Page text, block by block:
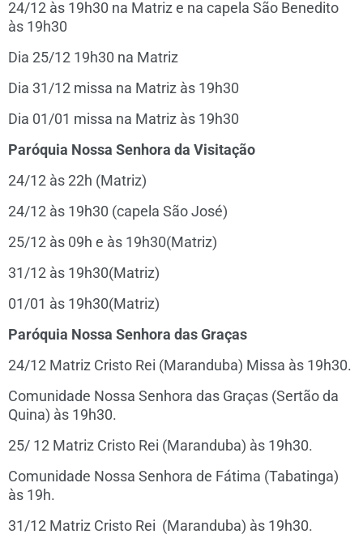
24/12 às 19h30 na Matriz e na capela São Benedito
às 19h30
Dia 25/12 19h30 na Matriz
Dia 31/12 missa na Matriz às 19h30
Dia 01/01 missa na Matriz às 19h30
Paróquia Nossa Senhora da Visitação
24/12 às 22h (Matriz)
24/12 às 19h30 (capela São José)
25/12 às 09h e às 19h30(Matriz)
31/12 às 19h30(Matriz)
01/01 às 19h30(Matriz)
Paróquia Nossa Senhora das Graças
24/12 Matriz Cristo Rei (Maranduba) Missa às 19h30.
Comunidade Nossa Senhora das Graças (Sertão da
Quina) às 19h30.
25/ 12 Matriz Cristo Rei (Maranduba) às 19h30.
Comunidade Nossa Senhora de Fátima (Tabatinga)
às 19h.
31/12 Matriz Cristo Rei (Maranduba) às 19h30.